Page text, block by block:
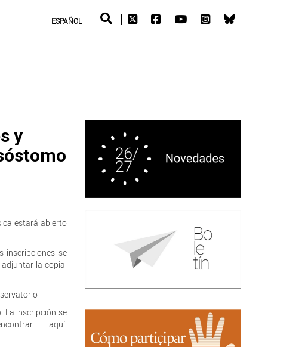
ESPAÑOL
y
estará abierto
inscripciones se
la copia
La inscripción se
aquí: